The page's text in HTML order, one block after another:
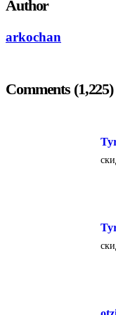
Author
arkochan
Comments (1,225)